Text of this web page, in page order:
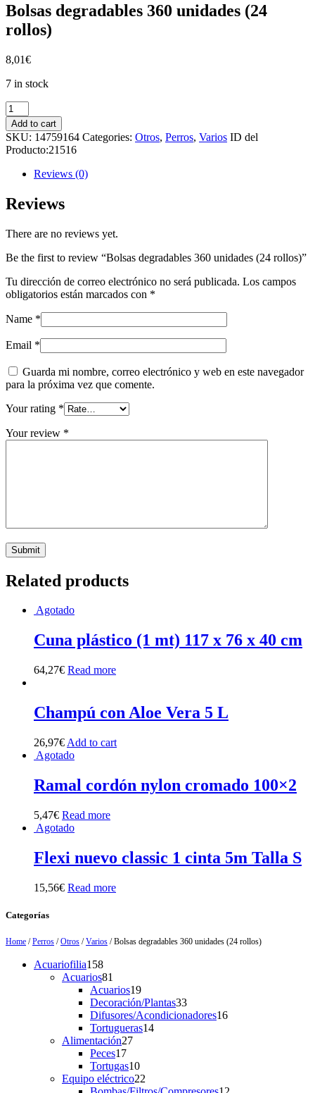
Bolsas degradables 360 unidades (24
rollos)
8,01€
7 in stock
Bolsas
degradables
360
unidades
(24
rollos)
quantity
Add to cart
SKU: 14759164 Categories: Otros, Perros, Varios ID del
Producto:21516
Reviews (0)
Reviews
There are no reviews yet.
Be the first to review “Bolsas degradables 360 unidades (24 rollos)”
Tu dirección de correo electrónico no será publicada. Los campos
obligatorios están marcados con *
Name *
Email *
Guarda mi nombre, correo electrónico y web en este navegador
para la próxima vez que comente.
Your rating *
Your review *
Related products
Agotado
Cuna plástico (1 mt) 117 x 76 x 40 cm
64,27€ Read more
Champú con Aloe Vera 5 L
26,97€ Add to cart
Agotado
Ramal cordón nylon cromado 100×2
5,47€ Read more
Agotado
Flexi nuevo classic 1 cinta 5m Talla S
15,56€ Read more
Categorías
Home /Perros /Otros /Varios / Bolsas degradables 360 unidades (24 rollos)
Acuariofilia158158
products
Acuarios81
products
Acuarios1919
products
Decoración/Plantas3333
products
Difusores/Acondicionadores1616
Tortugueras1414
Alimentación2727
Peces1717
products
Tortugas1010
products
Equipo eléctrico22
products